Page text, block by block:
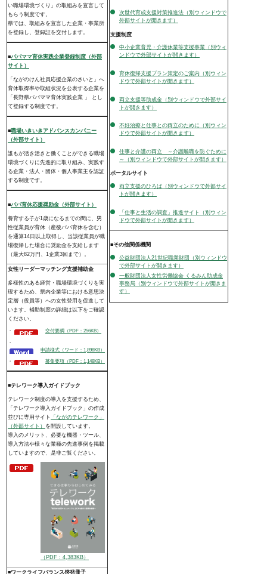
い職場環境づくり」の取組みを宣言して
もらう制度です。
県では、取組みを宣言した企業・事業所
を登録し、登録証を交付します。
■パパママ育休実践企業登録制度（外部
サイト）
「ながのけん社員応援企業のさいと」へ
育休取得率や取組状況を公表する企業を
「長野県パパママ育休実践企業 」 とし
て登録する制度です。
■職場いきいきアドバンスカンパニー
（外部サイト）
誰もが活き活きと働くことができる職場
環境づくりに先進的に取り組み、実践す
る企業・法人・団体・個人事業主を認証
する制度です。
■パパ育休応援奨励金（外部サイト）
養育する子が1歳になるまでの間に、男
性従業員が育休（産後パパ育休を含む）
を通算14日以上取得し、当該従業員が職
場復帰した場合に奨励金を支給します
（最大82万円、1企業3回まで）。
女性リーダーマッチング支援補助金
多様性のある経営・職場環境づくりを実
現するため、県内企業等における意思決
定層（役員等）への女性登用を促進して
います。補助制度の詳細は以下をご確認
ください。
・ 交付要綱（PDF：256KB）
・
申請様式（ワード：1,898KB）
・ 募集要項（PDF：1,148KB）
■テレワーク導入ガイドブック
テレワーク制度の導入を支援するため、
「テレワーク導入ガイドブック」の作成
並びに専用サイト
「ながのテレワーク」
（外部サイト） を開設しています。
導入のメリット、必要な機器・ツール、
導入方法や様々な業種の先進事例を掲載
していますので、是非ご覧ください。
（PDF：4,383KB）
■ワークライフバランス啓発冊子
次世代育成支援対策推進法（別ウィンドウで
外部サイトが開きます）
支援制度
中小企業育児・介護休業等支援事業（別ウィ
ンドウで外部サイトが開きます）
育休復帰支援プラン策定のご案内（別ウィン
ドウで外部サイトが開きます）
両立支援等助成金（別ウィンドウで外部サイ
トが開きます）
不妊治療と仕事との両立のために（別ウィン
ドウで外部サイトが開きます）
仕事と介護の両立 ～介護離職を防ぐために
～（別ウィンドウで外部サイトが開きます）
ポータルサイト
両立支援のひろば（別ウィンドウで外部サイ
トが開きます）
「仕事と生活の調査」推進サイト（別ウィン
ドウで外部サイトが開きます）
■その他関係機関
公益財団法人21世紀職業財団（別ウィンドウ
で外部サイトが開きます）
一般財団法人女性労働協会 くるみん助成金
事務局（別ウィンドウで外部サイトが開きま
す）